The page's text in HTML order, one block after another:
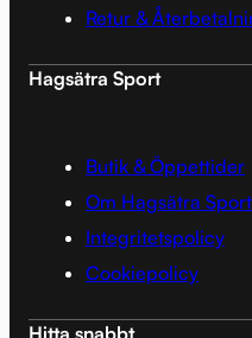
Retur &
Hagsätra Sport
Butik & Öppettider
Om Hagsätra Sport
Integritetspolicy
Cookiepolicy
Hitta snabbt